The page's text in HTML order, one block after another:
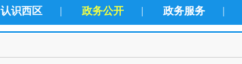
认识西区 | 政务公开 | 政务服务 |